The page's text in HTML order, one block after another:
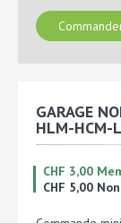
GARAGE
HLM-HCM-
CHF 3,00
CHF 5,00